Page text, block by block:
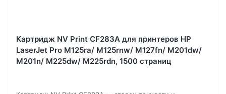
Картридж NV Print CF283A для принтеров HP
LaserJet Pro M125ra/ M125rnw/ M127fn/ M201dw/
M201n/ M225dw/ M225rdn, 1500 страниц